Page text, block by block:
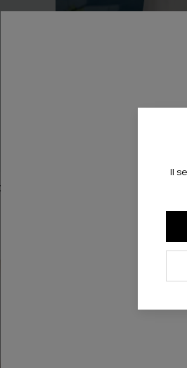
haut
Pantalon blanc à
Il